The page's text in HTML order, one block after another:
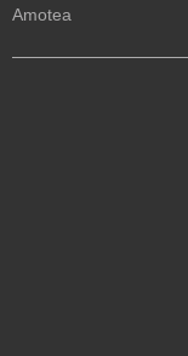
Amotea